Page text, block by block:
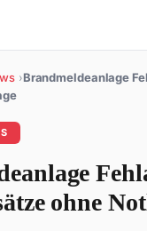
›Brandmeldeanlage
ohne